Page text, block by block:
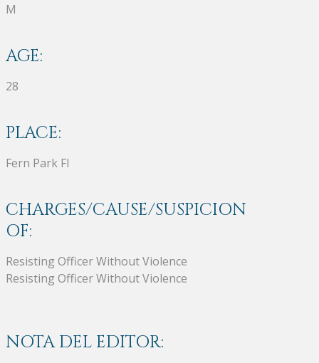
M
AGE:
28
PLACE:
Fern Park Fl
CHARGES/CAUSE/SUSPICION
OF:
Resisting Officer Without Violence
Resisting Officer Without Violence
NOTA DEL EDITOR: